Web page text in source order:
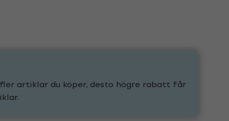
artiklar du köper, desto högre rabatt får